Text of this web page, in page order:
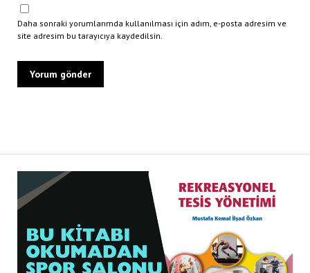
Daha sonraki yorumlarımda kullanılması için adım, e-posta adresim ve
site adresim bu tarayıcıya kaydedilsin.